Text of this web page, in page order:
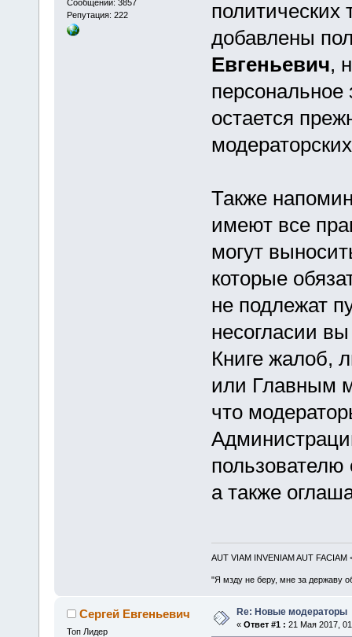
Сообщений: 3857
Репутация: 222
политических
добавлены
Евгеньевич,
персональное
остается
Также
имеют все
могут
которые
не подлежат
несогласии
Книге жалоб,
или Главным
что
а также
AUT VIAM INVENIAM AUT FACIAM
"Я мзду не беру, мне за державу
Сергей Евгеньевич
Топ Лидер
Re: Новые модераторы
« Ответ #1 : 21 Мая 2017,